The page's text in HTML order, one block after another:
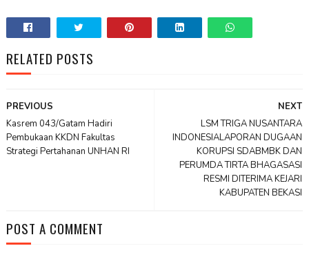
RELATED POSTS
NEXT
LSM TRIGA NUSANTARA
INDONESIALAPORAN DUGAAN
KORUPSI SDABMBK DAN
PERUMDA TIRTA BHAGASASI
RESMI DITERIMA KEJARI
KABUPATEN BEKASI
PREVIOUS
Kasrem 043/Gatam Hadiri
Pembukaan KKDN Fakultas
Strategi Pertahanan UNHAN RI
POST A COMMENT